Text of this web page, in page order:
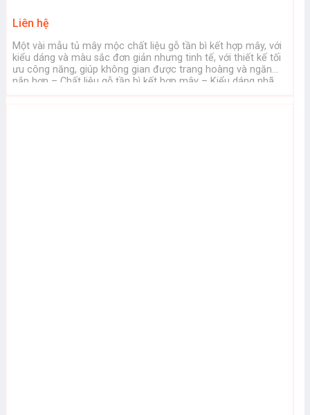
Liên hệ
Một vài mẫu tủ mây mộc chất liệu gỗ tần bì kết hợp mây, với
kiểu dáng và màu sắc đơn giản nhưng tinh tế, với thiết kế tối
ưu công năng, giúp không gian được trang hoàng và ngăn
nắp hơn – Chất liệu gỗ tần bì kết hợp mây – Kiểu dáng nhã ...